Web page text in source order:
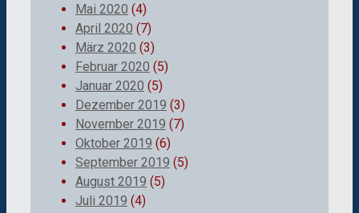
Mai 2020 (4)
April 2020 (7)
März 2020 (3)
Februar 2020 (5)
Januar 2020 (5)
Dezember 2019 (3)
November 2019 (7)
Oktober 2019 (6)
September 2019 (5)
August 2019 (5)
Juli 2019 (4)